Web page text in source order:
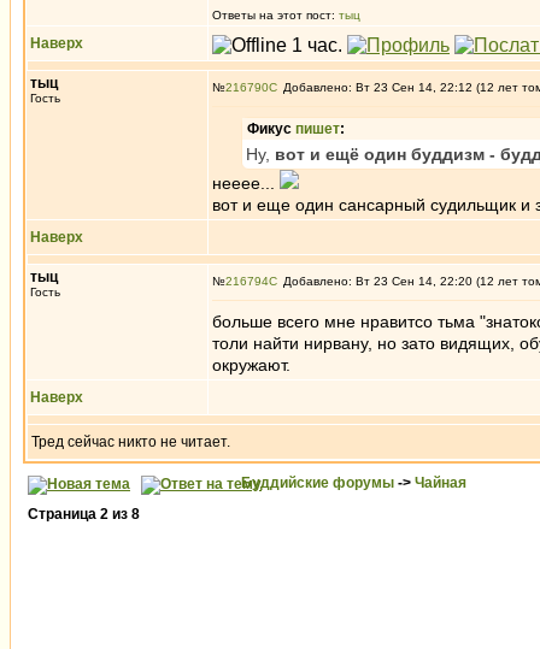
Ответы на этот пост: тыц
Наверх
тыц
Гость
№216790 Добавлено: Вт 23 Сен 14, 22:12 (12 лет
Фикус пишет:
Ну, вот и ещё один буддизм -
нееее...
вот и еще один сансарный судильщик и
Наверх
тыц
Гость
№216794 Добавлено: Вт 23 Сен 14, 22:20 (12 лет
больше всего мне нравитсо тьма
толи найти нирвану, но зато видящих,
окружают.
Наверх
Тред сейчас никто не читает.
Буддийские форумы -> Чайная
Страница 2 из 8